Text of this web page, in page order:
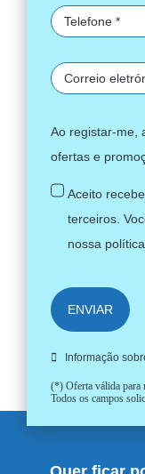
Ao registar-me,
ofertas e
Aceito
terceiros.
nossa
ENVIAR
Informação
(*) Oferta válida para
Todos os campos